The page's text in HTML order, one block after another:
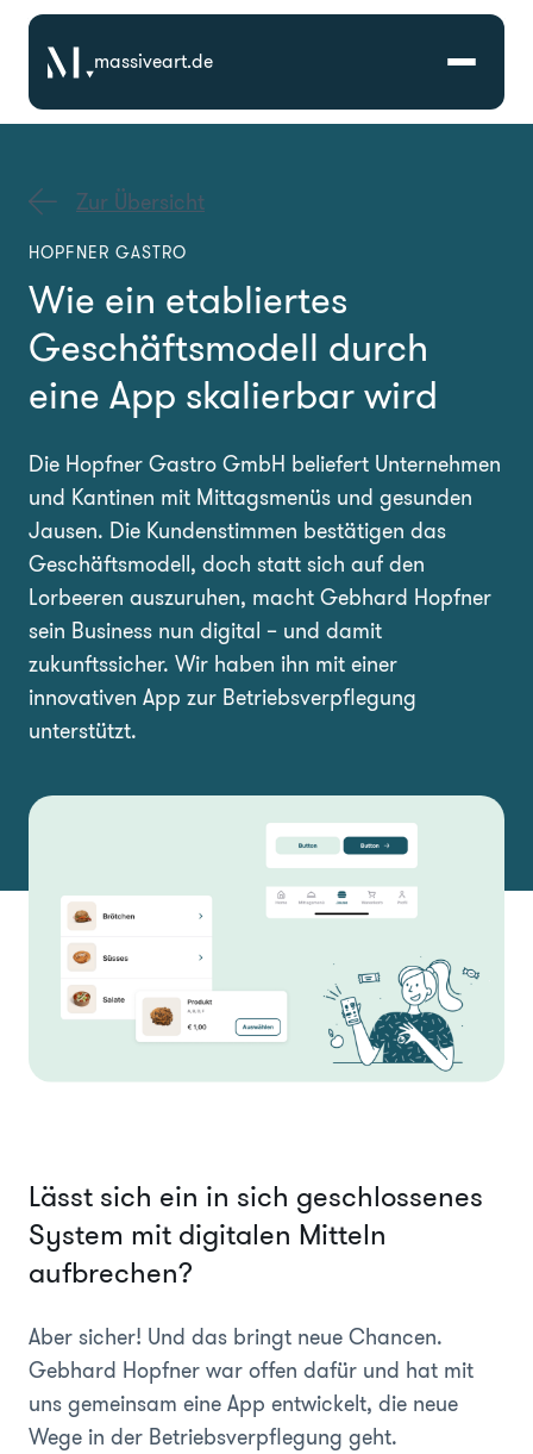
massiveart.de
Technologien
Referenzen
Branchen
Karriere
Über Uns
Zur Übersicht
HOPFNER GASTRO
Wie ein etabliertes
Geschäftsmodell durch
eine App skalierbar wird
Die Hopfner Gastro GmbH beliefert Unternehmen
und Kantinen mit Mittagsmenüs und gesunden
Jausen. Die Kundenstimmen bestätigen das
Geschäftsmodell, doch statt sich auf den
Lorbeeren auszuruhen, macht Gebhard Hopfner
sein Business nun digital – und damit
zukunftssicher. Wir haben ihn mit einer
innovativen App zur Betriebsverpflegung
unterstützt.
Lässt sich ein in sich geschlossenes
System mit digitalen Mitteln
aufbrechen?
Aber sicher! Und das bringt neue Chancen.
Gebhard Hopfner war offen dafür und hat mit
uns gemeinsam eine App entwickelt, die neue
Wege in der Betriebsverpflegung geht.